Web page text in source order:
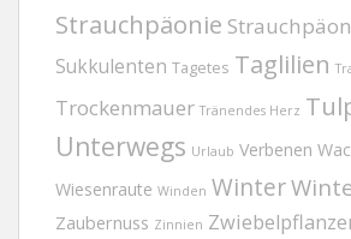
Strauchpäonie
Sukkulenten Tagetes Taglilien
Trockenmauer Tränendes Herz
Unterwegs Urlaub Verbenen
Wiesenraute Winden Winter
Zaubernuss Zinnien